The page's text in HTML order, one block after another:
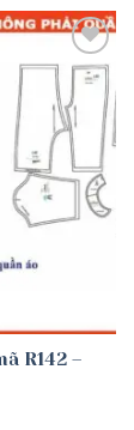
Add to
wishlist
R142 –